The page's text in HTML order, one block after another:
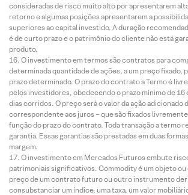
consideradas de risco muito alto por apresentarem
retorno e algumas posições apresentarem a
superiores ao capital investido. A duração
é de curto prazo e o patrimônio do cliente não está
produto.
O investimento em termos são contratos para
determinada quantidade de ações, a um preço fixado,
prazo determinado. O prazo do contrato a Termo é
pelos investidores, obedecendo o prazo mínimo de 16
dias corridos. O preço será o valor da ação adicionado
correspondente aos juros – que são fixados
função do prazo do contrato. Toda transação a termo
garantia. Essas garantias são prestadas em duas
margem.
O investimento em Mercados Futuros embute
patrimoniais significativos. Commodity é um objeto
preço de um contrato futuro ou outro instrumento
consubstanciar um índice, uma taxa, um valor